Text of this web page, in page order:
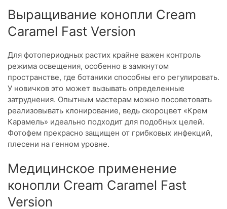
Выращивание конопли Cream
Caramel Fast Version
Для фотопериодных растих крайне важен контроль
режима освещения, особенно в замкнутом
пространстве, где ботаники способны его регулировать.
У новичков это может вызывать определенные
затруднения. Опытным мастерам можно посоветовать
реализовывать клонирование, ведь скороцвет «Крем
Карамель» идеально подходит для подобных целей.
Фотофем прекрасно защищен от грибковых инфекций,
плесени на генном уровне.
Медицинское применение
конопли Cream Caramel Fast
Version